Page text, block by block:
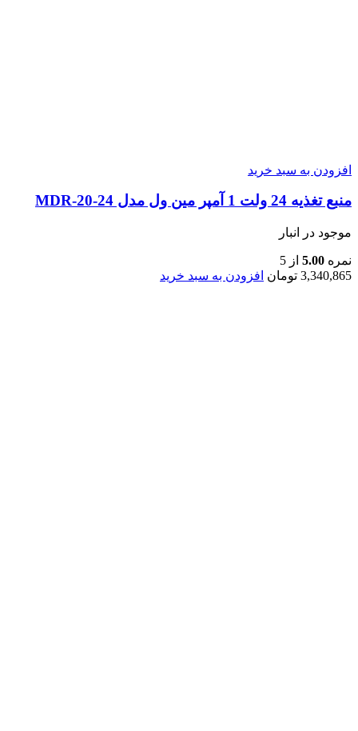
افزودن به سبد خرید
منبع تغذیه 24 ولت 1 آمپر مین ول مدل MDR-20-24
موجود در انبار
نمره 5.00 از 5
3,340,865 تومان افزودن به سبد خرید